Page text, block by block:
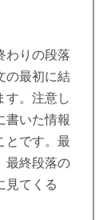
わりの段落
の最初に結
す。注意し
書いた情報
とです。最
最終段落の
見てくる